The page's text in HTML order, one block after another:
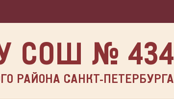
СОШ № 434
РАЙОНА САНКТ-ПЕТЕРБУРГА